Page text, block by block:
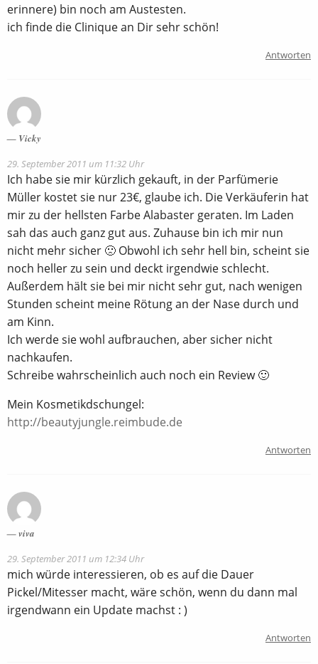
erinnere) bin noch am Austesten.
ich finde die Clinique an Dir sehr schön!
Antworten
Vicky
29. September 2011 um 11:32 Uhr
Ich habe sie mir kürzlich gekauft, in der Parfümerie
Müller kostet sie nur 23€, glaube ich. Die Verkäuferin hat
mir zu der hellsten Farbe Alabaster geraten. Im Laden
sah das auch ganz gut aus. Zuhause bin ich mir nun
nicht mehr sicher 🙁 Obwohl ich sehr hell bin, scheint sie
noch heller zu sein und deckt irgendwie schlecht.
Außerdem hält sie bei mir nicht sehr gut, nach wenigen
Stunden scheint meine Rötung an der Nase durch und
am Kinn.
Ich werde sie wohl aufbrauchen, aber sicher nicht
nachkaufen.
Schreibe wahrscheinlich auch noch ein Review 🙂
Mein Kosmetikdschungel:
http://beautyjungle.reimbude.de
Antworten
viva
29. September 2011 um 12:34 Uhr
mich würde interessieren, ob es auf die Dauer
Pickel/Mitesser macht, wäre schön, wenn du dann mal
irgendwann ein Update machst : )
Antworten